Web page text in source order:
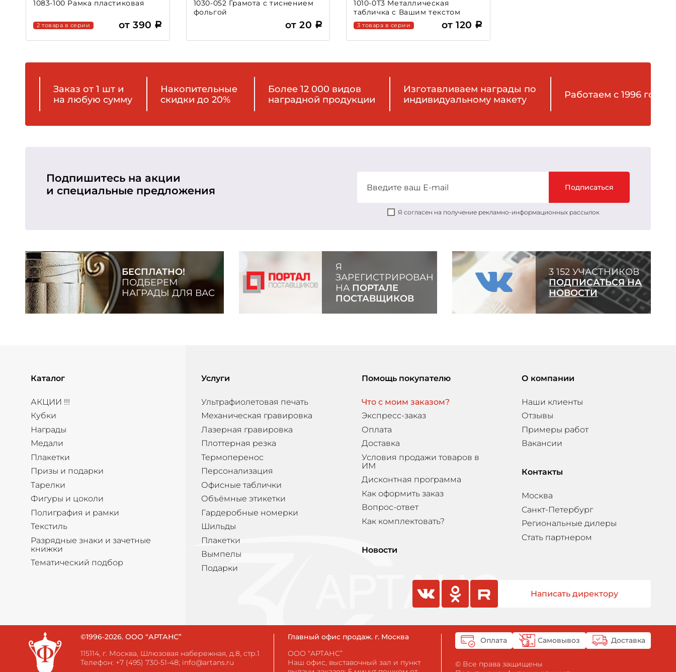
1083-100 Рамка пластиковая
2 товара в серии от 390
1030-052 Грамота с тиснением
фольгой
от 20
1010-0Т3 Металлическая
табличка c Вашим текстом
3 товара в серии от 120
Заказ от 1 шт и
на любую сумму
Накопительные
скидки до 20%
Более 12 000 видов
наградной продукции
Изготавливаем награды по
индивидуальному макету
Работаем с 1996 года
Подпишитесь на акции
и специальные предложения
Подписаться
Я согласен на получение рекламно-информационных рассылок
БЕСПЛАТНО!
ПОДБЕРЕМ
НАГРАДЫ ДЛЯ ВАС
Я
ЗАРЕГИСТРИРОВАН
НА ПОРТАЛЕ
ПОСТАВЩИКОВ
3 152 УЧАСТНИКОВ
ПОДПИСАТЬСЯ НА
НОВОСТИ
Каталог
АКЦИИ !!!
Кубки
Награды
Медали
Плакетки
Призы и подарки
Тарелки
Фигуры и цоколи
Полиграфия и рамки
Текстиль
Разрядные знаки и зачетные
книжки
Тематический подбор
Услуги
Ультрафиолетовая печать
Механическая гравировка
Лазерная гравировка
Плоттерная резка
Термоперенос
Персонализация
Офисные таблички
Объёмные этикетки
Гардеробные номерки
Шильды
Плакетки
Вымпелы
Подарки
Помощь покупателю
Что с моим заказом?
Экспресс-заказ
Оплата
Доставка
Условия продажи товаров в
ИМ
Дисконтная программа
Как оформить заказ
Вопрос-ответ
Как комплектовать?
Новости
О компании
Наши клиенты
Отзывы
Примеры работ
Вакансии
Контакты
Москва
Санкт-Петербург
Региональные дилеры
Стать партнером
vkontakteodnoklasniki rutube
Написать директору
©1996-2026. ООО “АРТАНС”
115114, г. Москва, Шлюзовая набережная, д.8, стр.1
Телефон: +7 (495) 730-51-48; info@artans.ru
Главный офис продаж. г. Москва
ООО “АРТАНС”
Наш офис, выставочный зал и пункт
Оплата Самовывоз Доставка
© Все права защищены